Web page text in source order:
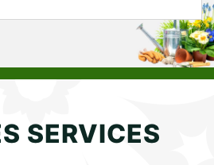
SERVICES